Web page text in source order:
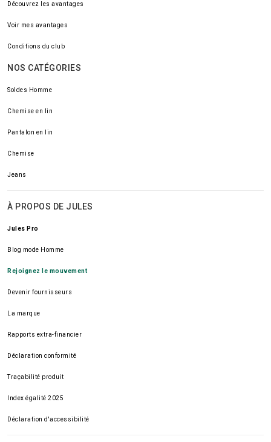
Découvrez les avantages
Voir mes avantages
Conditions du club
NOS CATÉGORIES
Soldes Homme
Chemise en lin
Pantalon en lin
Chemise
Jeans
À PROPOS DE JULES
Jules Pro
Blog mode Homme
Rejoignez le mouvement
Devenir fournisseurs
La marque
Rapports extra-financier
Déclaration conformité
Traçabilité produit
Index égalité 2025
Déclaration d'accessibilité